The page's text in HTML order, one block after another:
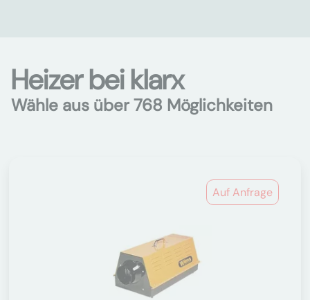
Heizer bei klarx
Wähle aus über 768 Möglichkeiten
Auf Anfrage